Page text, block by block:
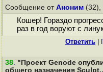
Сообщение от Аноним (32),
Кошер! Гораздо
раз в год воруют с
Ответить
38. "Проект Genode
общего назначения